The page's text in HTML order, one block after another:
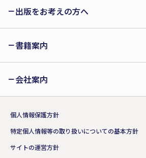
出版をお考えの方へ
書籍案内
会社案内
個人情報保護方針
特定個人情報等の取り扱いについての基本方針
サイトの運営方針